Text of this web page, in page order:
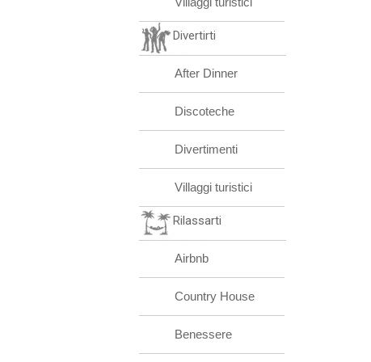
Divertirti
After Dinner
Discoteche
Divertimenti
Villaggi turistici
Rilassarti
Airbnb
Country House
Benessere